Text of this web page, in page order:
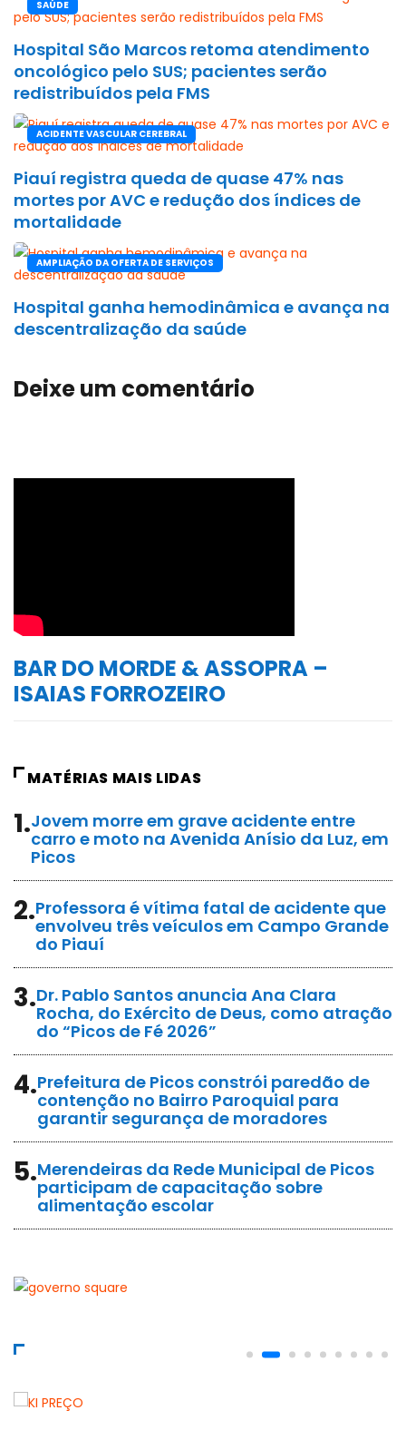
SAÚDE
Hospital São Marcos retoma atendimento
oncológico pelo SUS; pacientes serão
redistribuídos pela FMS
ACIDENTE VASCULAR CEREBRAL
Piauí registra queda de quase 47% nas
mortes por AVC e redução dos índices de
mortalidade
AMPLIAÇÃO DA OFERTA DE SERVIÇOS
Hospital ganha hemodinâmica e avança na
descentralização da saúde
Deixe um comentário
BAR DO MORDE & ASSOPRA –
ISAIAS FORROZEIRO
MATÉRIAS MAIS LIDAS
1.Jovem morre em grave acidente entre
carro e moto na Avenida Anísio da Luz, em
Picos
2.Professora é vítima fatal de acidente que
envolveu três veículos em Campo Grande
do Piauí
3.Dr. Pablo Santos anuncia Ana Clara
Rocha, do Exército de Deus, como atração
do “Picos de Fé 2026”
4.Prefeitura de Picos constrói paredão de
contenção no Bairro Paroquial para
garantir segurança de moradores
5.Merendeiras da Rede Municipal de Picos
participam de capacitação sobre
alimentação escolar